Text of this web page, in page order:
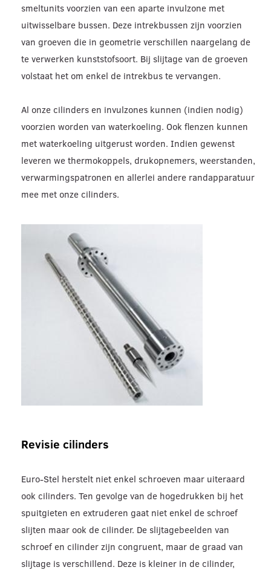
smeltunits voorzien van een aparte invulzone met
uitwisselbare bussen. Deze intrekbussen zijn voorzien
van groeven die in geometrie verschillen naargelang de
te verwerken kunststofsoort. Bij slijtage van de groeven
volstaat het om enkel de intrekbus te vervangen.
Al onze cilinders en invulzones kunnen (indien nodig)
voorzien worden van waterkoeling. Ook flenzen kunnen
met waterkoeling uitgerust worden. Indien gewenst
leveren we thermokoppels, drukopnemers, weerstanden,
verwarmingspatronen en allerlei andere randapparatuur
mee met onze cilinders.
Revisie cilinders
Euro-Stel herstelt niet enkel schroeven maar uiteraard
ook cilinders. Ten gevolge van de hogedrukken bij het
spuitgieten en extruderen gaat niet enkel de schroef
slijten maar ook de cilinder. De slijtagebeelden van
schroef en cilinder zijn congruent, maar de graad van
slijtage is verschillend. Deze is kleiner in de cilinder,